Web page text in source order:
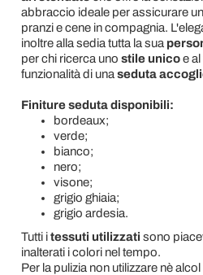
abbraccio ideale per assicurare
pranzi e cene in compagnia.
inoltre alla sedia tutta la sua
per chi ricerca uno stile unicoe al
funzionalità di una seduta
Finiture seduta disponibili:
bordeaux;
verde;
bianco;
nero;
visone;
grigio ghiaia;
grigio ardesia.
Tutti itessuti utilizzati sono
inalterati i colori nel tempo.
Per la pulizia non utilizzare nè